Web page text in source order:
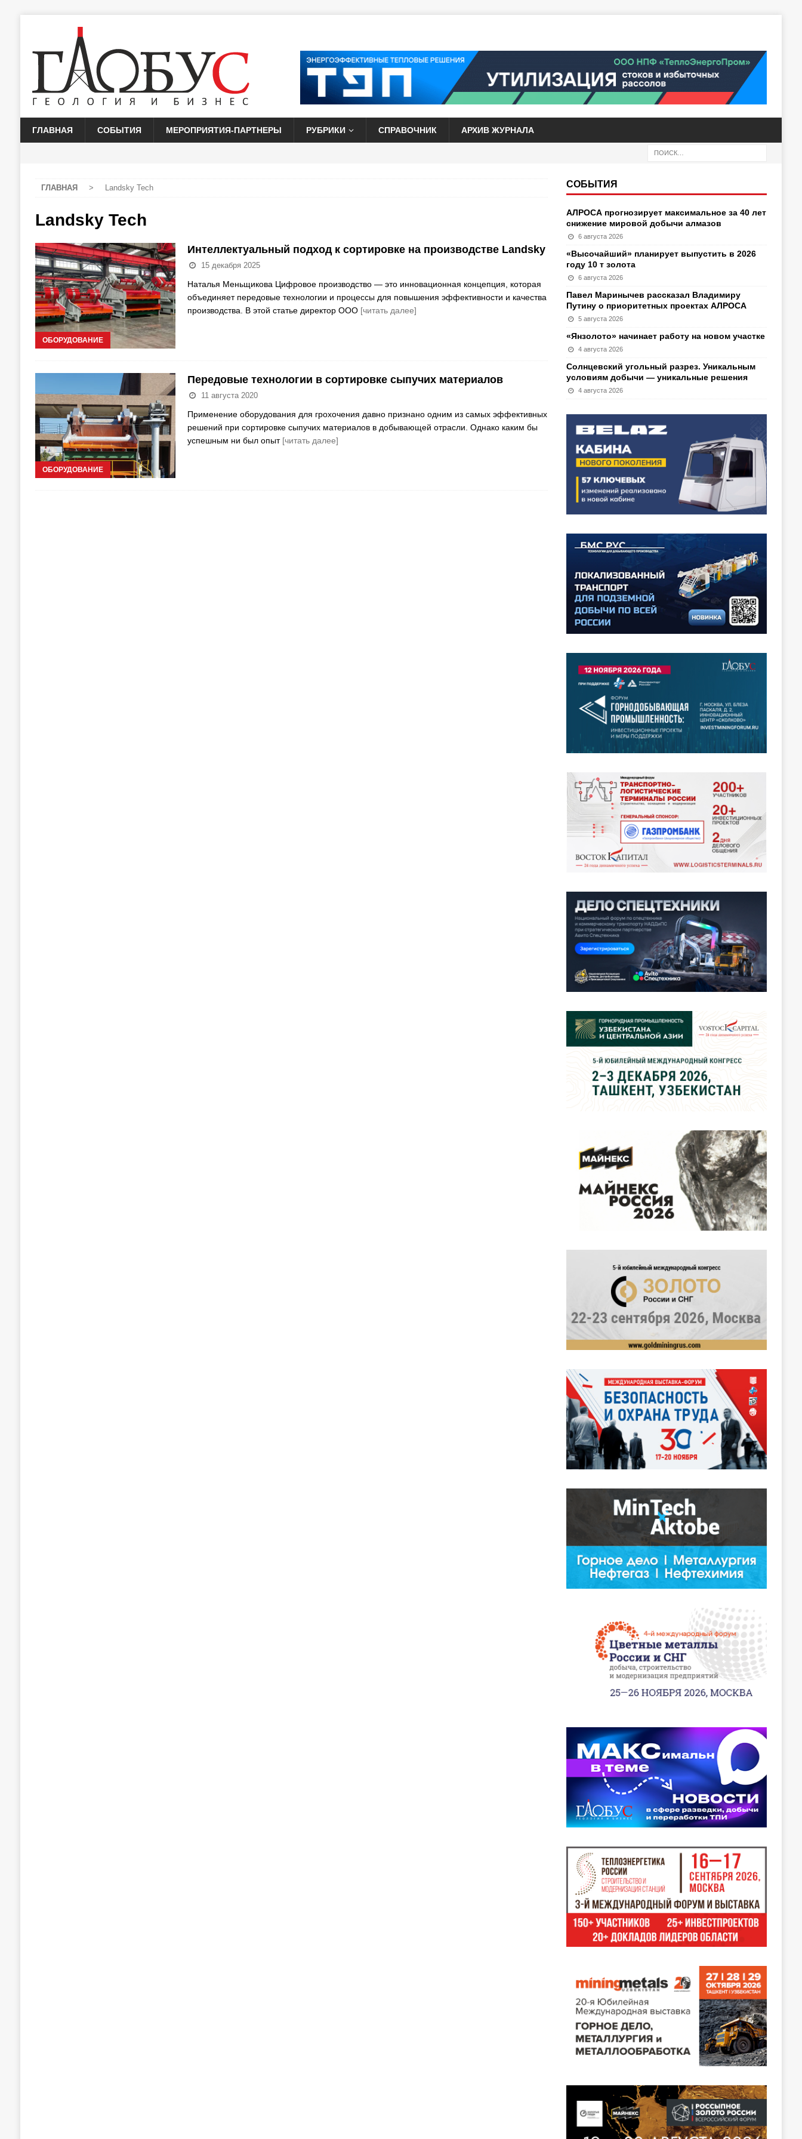
ГЛАВНАЯ СОБЫТИЯ МЕРОПРИЯТИЯ-ПАРТНЕРЫ РУБРИКИ СПРАВОЧНИК АРХИВ ЖУРНАЛА
ГЛАВНАЯ > Landsky Tech
Landsky Tech
ОБОРУДОВАНИЕ
Интеллектуальный подход к сортировке на производстве Landsky
15 декабря 2025
Наталья Меньщикова Цифровое производство — это инновационная концепция, которая
объединяет передовые технологии и процессы для повышения эффективности и качества
производства. В этой статье директор ООО [читать далее]
ОБОРУДОВАНИЕ
Передовые технологии в сортировке сыпучих материалов
11 августа 2020
Применение оборудования для грохочения давно признано одним из самых эффективных
решений при сортировке сыпучих материалов в добывающей отрасли. Однако каким бы
успешным ни был опыт [читать далее]
СОБЫТИЯ
АЛРОСА прогнозирует максимальное за 40 лет
снижение мировой добычи алмазов
6 августа 2026
«Высочайший» планирует выпустить в 2026
году 10 т золота
6 августа 2026
Павел Маринычев рассказал Владимиру
Путину о приоритетных проектах АЛРОСА
5 августа 2026
«Янзолото» начинает работу на новом участке
4 августа 2026
Солнцевский угольный разрез. Уникальным
условиям добычи — уникальные решения
4 августа 2026